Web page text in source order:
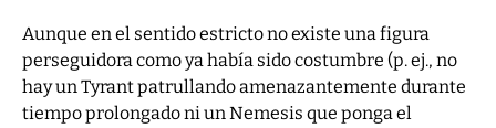
Aunque en el sentido estricto no existe una figura
perseguidora como ya había sido costumbre (p. ej., no
hay un Tyrant patrullando amenazantemente durante
tiempo prolongado ni un Nemesis que ponga el